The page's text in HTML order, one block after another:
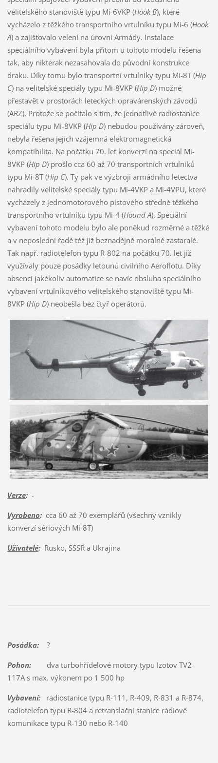
velitelského stanoviště typu Mi-6VKP (Hook B), které
vycházelo z těžkého transportního vrtulníku typu Mi-6 (Hook
A) a zajišťovalo velení na úrovni Armády. Instalace
speciálního vybavení byla přitom u tohoto modelu řešena
tak, aby nikterak nezasahovala do původní konstrukce
draku. Díky tomu bylo transportní vrtulníky typu Mi-8T (Hip
C) na velitelské speciály typu Mi-8VKP (Hip D) možné
přestavět v prostorách leteckých opravárenských závodů
(ARZ). Protože se počítalo s tím, že jednotlivé radiostanice
speciálu typu Mi-8VKP (Hip D) nebudou používány zároveň,
nebyla řešena jejich vzájemná elektromagnetická
kompatibilita. Na počátku 70. let konverzí na speciál Mi-
8VKP (Hip D) prošlo cca 60 až 70 transportních vrtulníků
typu Mi-8T (Hip C). Ty pak ve výzbroji armádního letectva
nahradily velitelské speciály typu Mi-4VKP a Mi-4VPU, které
vycházely z jednomotorového pístového středně těžkého
transportního vrtulníku typu Mi-4 (Hound A). Speciální
vybavení tohoto modelu bylo ale poněkud rozměrné a těžké
a v neposlední řadě též již beznadějně morálně zastaralé.
Tak např. radiotelefon typu R-802 na počátku 70. let již
využívaly pouze posádky letounů civilního Aeroflotu. Díky
absenci jakékoliv automatice se navíc obsluha speciálního
vybavení vrtulníkového velitelského stanoviště typu Mi-
8VKP (Hip D) neobešla bez čtyř operátorů.
Verze:-
Vyrobeno:cca 60 až 70 exemplářů (všechny vznikly
konverzí sériových Mi-8T)
Uživatelé:Rusko, SSSR a Ukrajina
Posádka:?
Pohon:dva turbohřídelové motory typu Izotov TV2-
117A s max. výkonem po 1 500 hp
Vybavení:radiostanice typu R-111, R-409, R-831 a R-874,
radiotelefon typu R-804 a retranslační stanice rádiové
komunikace typu R-130 nebo R-140